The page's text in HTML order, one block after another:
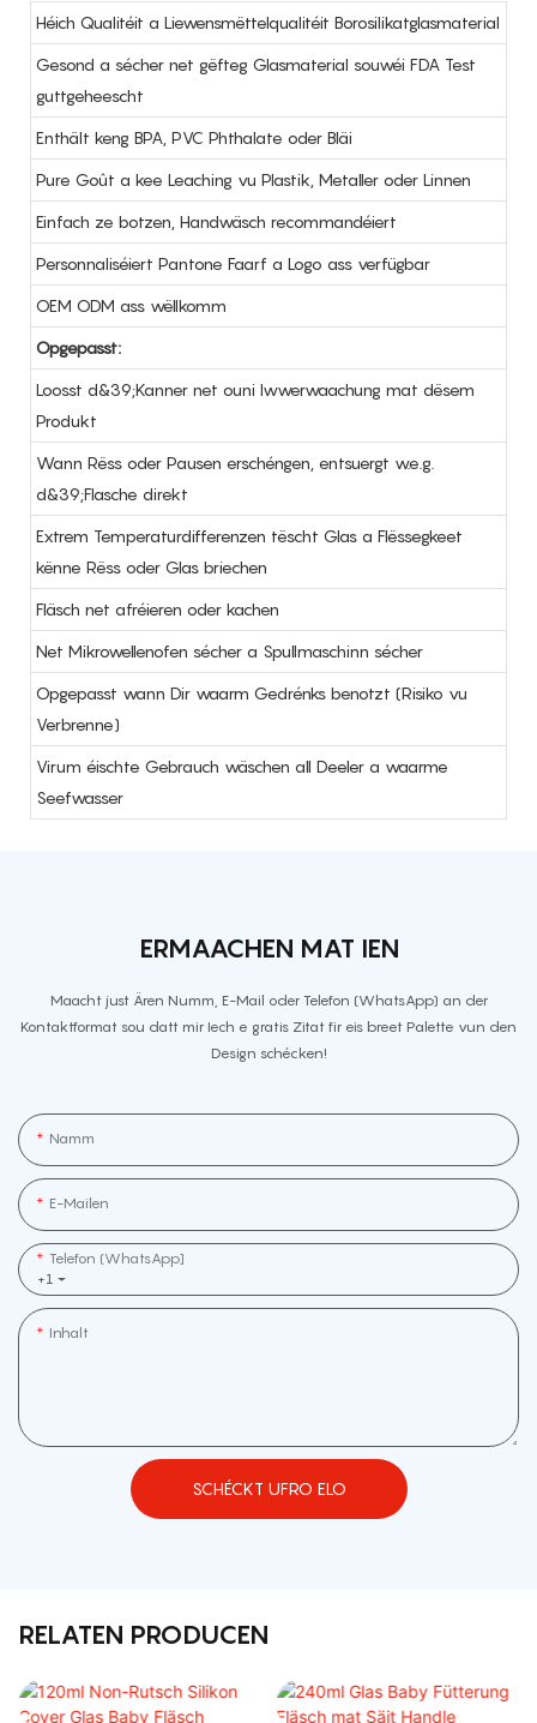
Héich Qualitéit a Liewensmëttelqualitéit Borosilikatglasmaterial
Gesond a sécher net gëfteg Glasmaterial souwéi FDA Test
guttgeheescht
Enthält keng BPA, PVC Phthalate oder Bläi
Pure Goût a kee Leaching vu Plastik, Metaller oder Linnen
Einfach ze botzen, Handwäsch recommandéiert
Personnaliséiert Pantone Faarf a Logo ass verfügbar
OEM ODM ass wëllkomm
Opgepasst:
Loosst d&39;Kanner net ouni Iwwerwaachung mat dësem
Produkt
Wann Rëss oder Pausen erschéngen, entsuergt w.e.g.
d&39;Flasche direkt
Extrem Temperaturdifferenzen tëscht Glas a Flëssegkeet
kënne Rëss oder Glas briechen
Fläsch net afréieren oder kachen
Net Mikrowellenofen sécher a Spullmaschinn sécher
Opgepasst wann Dir waarm Gedrénks benotzt (Risiko vu
Verbrenne)
Virum éischte Gebrauch wäschen all Deeler a waarme
Seefwasser
ERMAACHEN MAT IEN
Maacht just Ären Numm, E-Mail oder Telefon (WhatsApp) an der
Kontaktformat sou datt mir Iech e gratis Zitat fir eis breet Palette vun den
Design schécken!
Namm
E-Mailen
+1
Telefon (WhatsApp]
Inhalt
SCHÉCKT UFRO ELO
RELATEN PRODUCEN